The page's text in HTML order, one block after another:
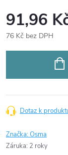
91,96
76 Kč bez DPH
Dotaz k
Značka:Osma
Záruka: 2 roky